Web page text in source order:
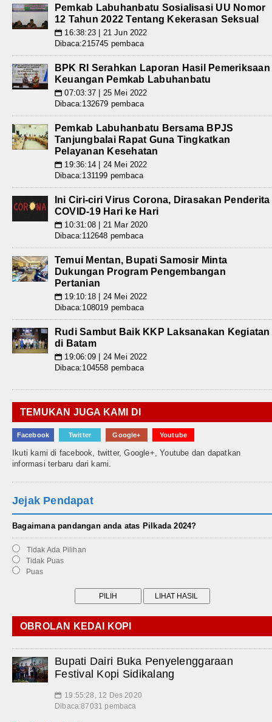
Pemkab Labuhanbatu Sosialisasi UU Nomor
12 Tahun 2022 Tentang Kekerasan Seksual
📅 16:38:23 | 21 Jun 2022
Dibaca:215745 pembaca
BPK RI Serahkan Laporan Hasil Pemeriksaan
Keuangan Pemkab Labuhanbatu
📅 07:03:37 | 25 Mei 2022
Dibaca:132679 pembaca
Pemkab Labuhanbatu Bersama BPJS
Tanjungbalai Rapat Guna Tingkatkan
Pelayanan Kesehatan
📅 19:36:14 | 24 Mei 2022
Dibaca:131199 pembaca
Ini Ciri-ciri Virus Corona, Dirasakan Penderita
COVID-19 Hari ke Hari
📅 10:31:08 | 21 Mar 2020
Dibaca:112648 pembaca
Temui Mentan, Bupati Samosir Minta
Dukungan Program Pengembangan
Pertanian
📅 19:10:18 | 24 Mei 2022
Dibaca:108019 pembaca
Rudi Sambut Baik KKP Laksanakan Kegiatan
di Batam
📅 19:06:09 | 24 Mei 2022
Dibaca:104558 pembaca
TEMUKAN JUGA KAMI DI
Facebook Twitter Google+ Youtube
Ikuti kami di facebook, twitter, Google+, Youtube dan dapatkan
informasi terbaru dari kami.
Jejak Pendapat
Bagaimana pandangan anda atas Pilkada 2024?
Tidak Ada Pilihan
Tidak Puas
Puas
OBROLAN KEDAI KOPI
Bupati Dairi Buka Penyelenggaraan
Festival Kopi Sidikalang
📅 19:55:28, 12 Des 2020
Dibaca:87031 pembaca